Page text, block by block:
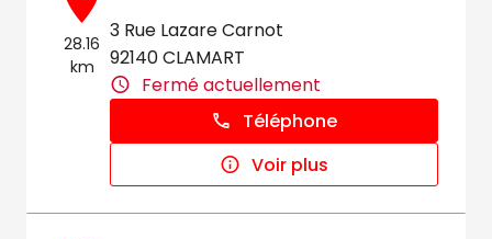
28.16
km
3 Rue Lazare Carnot
92140 CLAMART
Fermé actuellement
Téléphone
Voir plus